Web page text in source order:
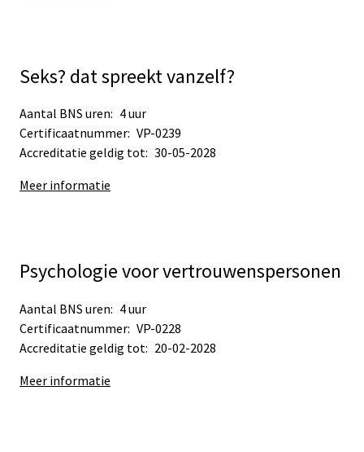
Seks? dat spreekt vanzelf?
Aantal BNS uren: 4 uur
Certificaatnummer: VP-0239
Accreditatie geldig tot: 30-05-2028
Meer informatie
Psychologie voor vertrouwenspersonen
Aantal BNS uren: 4 uur
Certificaatnummer: VP-0228
Accreditatie geldig tot: 20-02-2028
Meer informatie